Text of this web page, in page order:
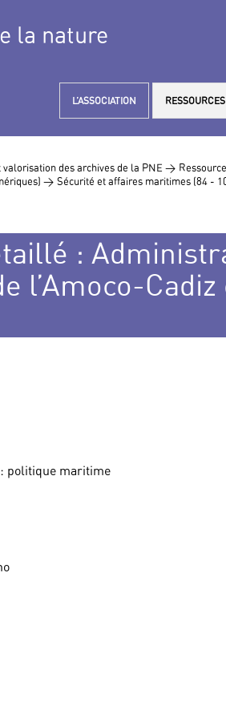
la nature
L’ASSOCIATION
valorisation des archives de la PNE >
> Sécurité et affaires maritimes (84 -
:
l’Amoco-Cadiz
: politique maritime